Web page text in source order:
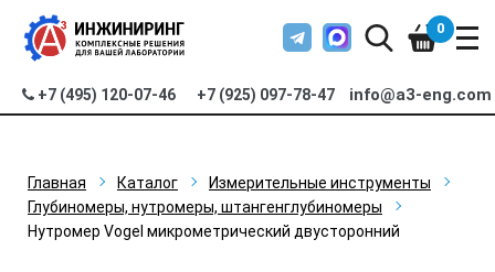
+7 (495) 120-07-46 +7 (925) 097-78-47 info@a3-eng.com
0
Главная Каталог
Измерительные инструменты
Глубиномеры, нутромеры, штангенглубиномеры
Нутромер Vogel микрометрический двусторонний